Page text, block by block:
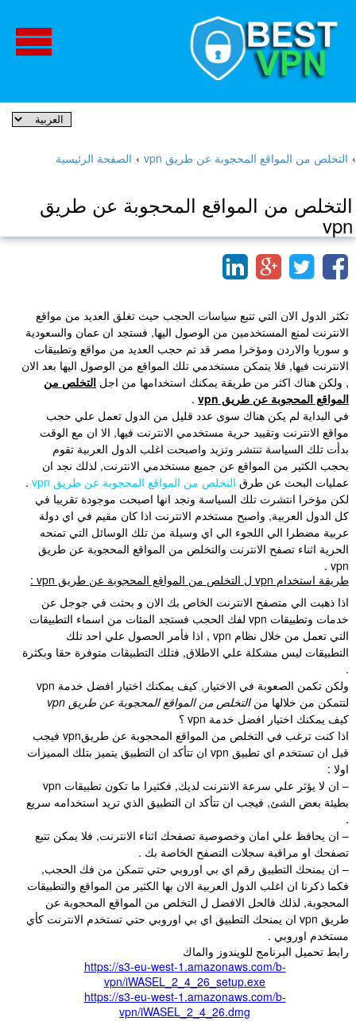
الصفحة الرئيسية › التخلص من المواقع المحجوبة عن طريق vpn ›
التخلص من المواقع المحجوبة عن طريق
vpn
تكثر الدول الان التي تتبع سياسات الحجب حيث تغلق العديد من مواقع
الانترنت لمنع المستخدمين من الوصول اليها, فستجد ان عمان والسعودية
و سوريا والاردن ومؤخرا مصر قد تم حجب العديد من مواقع وتطبيقات
الانترنت فيها, فلا يتمكن مستخدمي تلك المواقع من الوصول اليها بعد الان
, ولكن هناك اكثر من طريقة يمكنك استخدامها من اجل التخلص من
المواقع المحجوبة عن طريق vpn
.
في البداية لم يكن هناك سوى عدد قليل من الدول تعمل علي حجب
مواقع الانترنت وتقييد حرية مستخدمي الانترنت فيها, الا ان مع الوقت
بدأت تلك السياسة تنتشر وتزيد واصبحت اغلب الدول العربية تقوم
بحجب الكثير من المواقع عن جميع مستخدمي الانترنت, لذلك نجد ان
عمليات البحث عن طرق التخلص من المواقع المحجوبة عن طريق vpn
.
لكن مؤخرا انتشرت تلك السياسة ونجد انها اصبحت موجودة تقريبا في
كل الدول العربية, واصبح مستخدم الانترنت اذا كان مقيم في اي دولة
عربية مضطرا الي اللجوء الي اي وسيلة من تلك الوسائل التي تمنحه
الحرية اثناء تصفح الانترنت والتخلص من المواقع المحجوبة عن طريق
vpn .
طريقة استخدام vpn ل التخلص من المواقع المحجوبة عن طريق vpn :
اذا ذهبت الي متصفح الانترنت الخاص بك الان و بحثت في جوجل عن
خدمات وتطبيقات vpn لفك الحجب فستجد المئات من اسماء التطبيقات
التي تعمل من خلال نظام vpn , اذا فأمر الحصول علي احد تلك
التطبيقات ليس مشكلة علي الاطلاق, فتلك التطبيقات متوفرة حقا وبكثرة
.
ولكن تكمن الصعوبة في الاختيار, كيف يمكنك اختيار افضل خدمة vpn
لتتمكن من خلالها منالتخلص من المواقع المحجوبة عن طريق vpn
كيف يمكنك اختيار افضل خدمة vpn ؟
اذا كنت ترغب في التخلص من المواقع المحجوبة عن طريقvpn فيجب
قبل ان تستخدم اي تطبيق vpn ان تتأكد ان التطبيق يتميز بتلك المميزات
اولا :
– ان لا يؤثر علي سرعة الانترنت لديك, فكثيرا ما تكون تطبيقات vpn
بطيئة بعض الشئ, فيجب ان تتأكد ان التطبيق الذي تريد استخدامه سريع
.
– ان يحافظ علي امان وخصوصية تصفحك اثناء الانترنت, فلا يمكن تتبع
تصفحك او مراقبة سجلات التصفح الخاصة بك .
– ان يمنحك التطبيق رقم اي بي اوروبي حتي تتمكن من فك الحجب,
فكما ذكرنا ان اغلب الدول العربية الان بها الكثير من المواقع والتطبيقات
المحجوبة, لذلك فالحل الافضل ل التخلص من المواقع المحجوبة عن
طريق vpn ان يمنحك التطبيق اي بي اوروبي حتي تستخدم الانترنت كأي
مستخدم اوروبي .
رابط تحميل البرنامج للويندوز والماك
https://s3-eu-west-1.amazonaws.com/b-
vpn/iWASEL_2_4_26_setup.exe
https://s3-eu-west-1.amazonaws.com/b-
vpn/iWASEL_2_4_26.dmg